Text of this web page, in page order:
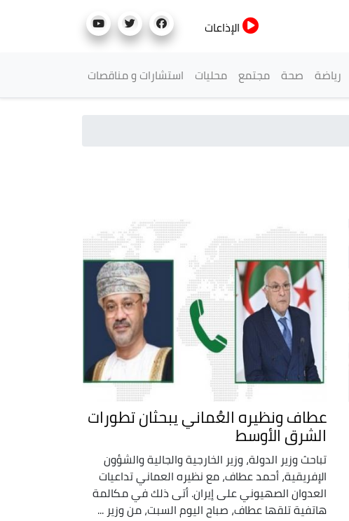
الإذاعات
رياضة صحة مجتمع محليات استشارات و مناقصات
عطاف ونظيره العُماني يبحثان تطورات
الشرق الأوسط
تباحث وزير الدولة، وزير الخارجية والجالية والشؤون
الإفريقية، أحمد عطاف، مع نظيره العماني تداعيات
العدوان الصهيوني على إيران. أتى ذلك في مكالمة
هاتفية تلقها عطاف، صباح اليوم السبت، من وزير ...